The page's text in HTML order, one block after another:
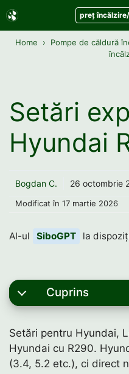
Sari
la
conținut
preț
Home Pompe de căldură
Setări
Hyundai
Bogdan C. 26 octombrie
Modificat în 17 martie 2026
AI-ul SiboGPT la
Cuprins
Setări pentru Hyundai,
Hyundai cu R290.
(3.4, 5.2 etc.), ci direct